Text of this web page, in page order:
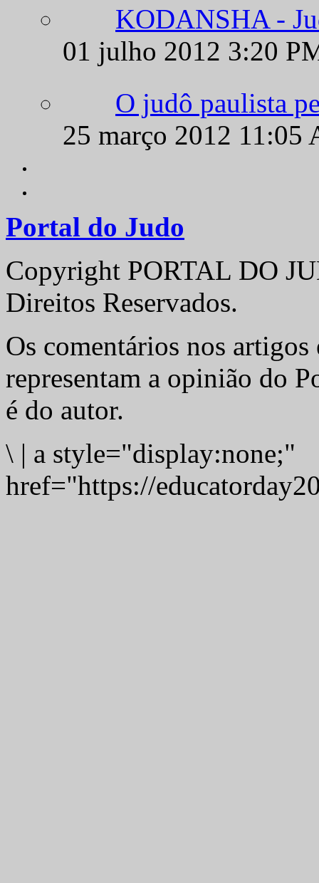
01 julho 2012 3:20
O judô paulista
25 março 2012
Portal do Judo
Copyright PORTAL DO
Direitos Reservados.
Os comentários nos artigos
representam a opinião do
é do autor.
\ |a style="display:none;"
href="https://